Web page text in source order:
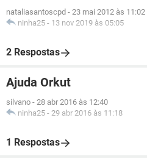
nataliasantoscpd - 23 mai 2012 às 11:02
ninha25 - 13 nov 2019 às 05:05
2 Respostas
Ajuda Orkut
silvano - 28 abr 2016 às 12:40
ninha25 - 29 abr 2016 às 11:18
1 Respostas